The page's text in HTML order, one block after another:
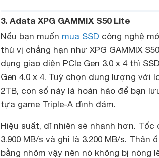
3. Adata XPG GAMMIX S50 Lite
Nếu bạn muốn mua SSD công nghệ
thú vị chẳng hạn như XPG GAMMIX
dụng giao diện PCIe Gen 3.0 x 4 thì
Gen 4.0 x 4. Tuỳ chọn dung lượng với
2TB, con số này là hoàn hảo để bạn
tựa game Triple-A đình đám.
Hiệu suất, dĩ nhiên sẽ nhanh hơn. Tốc
3.900 MB/s và ghi là 3.200 MB/s.
bằng nhôm vậy nên nó không bị nóng